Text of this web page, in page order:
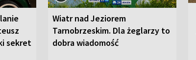
sekret
Wiatr nad Jeziorem
Tarnobrzeskim. Dla żeglarzy to
dobra wiadomość